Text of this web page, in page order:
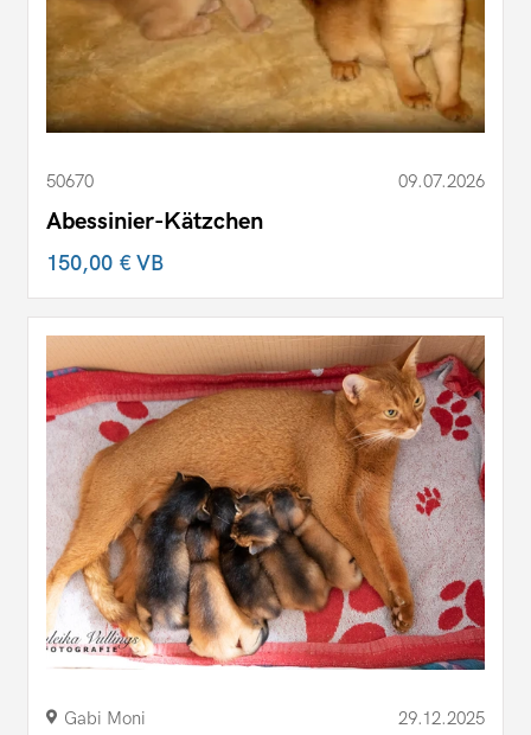
50670 09.07.2026
Abessinier-Kätzchen
150,00 €VB
Gabi Moni 29.12.2025